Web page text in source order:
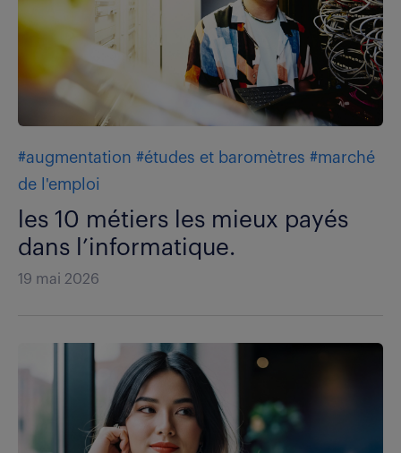
#augmentation #études et baromètres #marché
de l'emploi
les 10 métiers les mieux payés
dans l’informatique.
19 mai 2026